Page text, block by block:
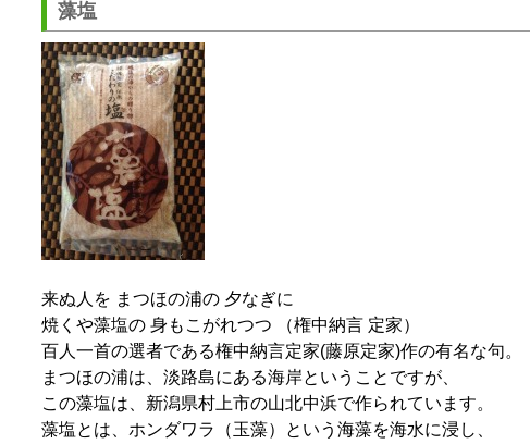
藻塩
来ぬ人を まつほの浦の 夕なぎに
焼くや藻塩の 身もこがれつつ （権中納言 定家）
百人一首の選者である権中納言定家(藤原定家)作の有名な句。
まつほの浦は、淡路島にある海岸ということですが、
この藻塩は、新潟県村上市の山北中浜で作られています。
藻塩とは、ホンダワラ（玉藻）という海藻を海水に浸し、